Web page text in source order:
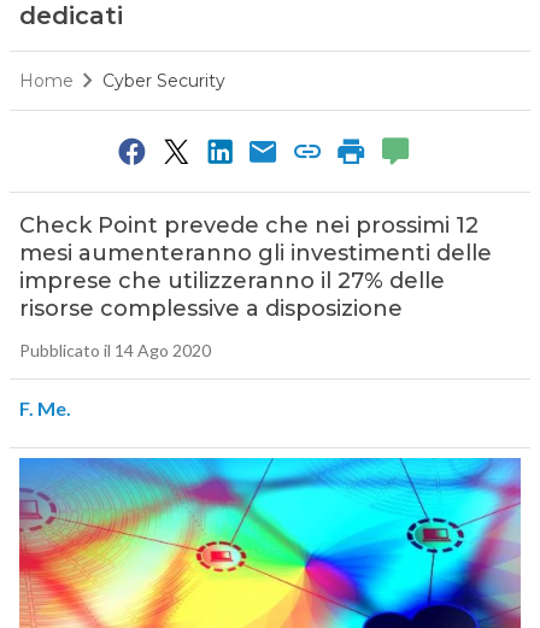
dedicati
Home Cyber Security
Check Point prevede che nei prossimi 12
mesi aumenteranno gli investimenti delle
imprese che utilizzeranno il 27% delle
risorse complessive a disposizione
Pubblicato il 14 Ago 2020
F. Me.